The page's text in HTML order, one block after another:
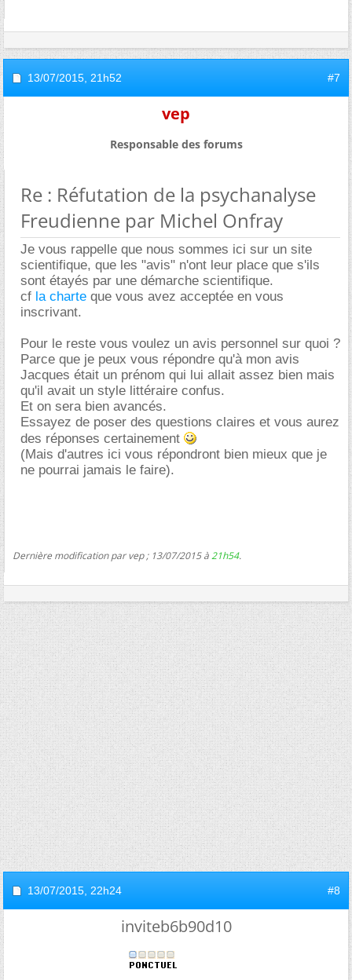
13/07/2015, 21h52 #7
vep
Responsable des forums
Re : Réfutation de la psychanalyse
Freudienne par Michel Onfray
Je vous rappelle que nous sommes ici sur un site
scientifique, que les "avis" n'ont leur place que s'ils
sont étayés par une démarche scientifique.
cf la charte que vous avez acceptée en vous
inscrivant.
Pour le reste vous voulez un avis personnel sur quoi ?
Parce que je peux vous répondre qu'à mon avis
Jacques était un prénom qui lui allait assez bien mais
qu'il avait un style littéraire confus.
Et on sera bien avancés.
Essayez de poser des questions claires et vous aurez
des réponses certainement
(Mais d'autres ici vous répondront bien mieux que je
ne pourrai jamais le faire).
Dernière modification par vep ; 13/07/2015 à21h54.
13/07/2015, 22h24 #8
inviteb6b90d10